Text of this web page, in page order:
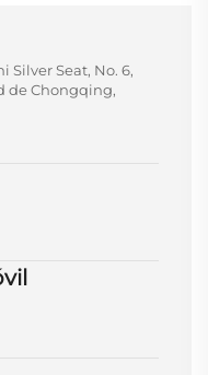
Silver Seat, No. 6,
de Chongqing,